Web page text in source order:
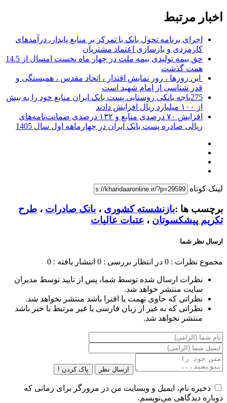
اخبار مرتبط
اجرای برنامه تحول بانک با تمرکز بر منابع پایدار، درآمدهای
کارمزدی و بازسازی اعتماد مشتریان
حق بیمه تولیدی بیمه ملت در چهار ماه نخست امسال از 14.5
همت گذشت
این روزها ، روز نمایش اقتدار ، اتحاد مقدس ، همبستگی و
قدر شناسی از امام شهید است
275باجه بانکی روستایی پست بانک ایران منابع خود را به بیش
از ۱۰۰ میلیارد ریال افزایش دادند
افزایش ۷۰ درصدی منابع و ۱۳۲ درصدی ضمانت‌نامه‌های
ریالی صادره پست بانک ایران در چهارماهه اول سال 1405
لینک کوتاه
برچسب ها :بازنشسته کشوری ، بانک صادرات ، طرح
تکریم پیشکسوتان ، عتبات عالیات
ارسال نظر شما
مجموع نظرات : 0 در انتظار بررسی : 0 انتشار یافته : 0
نظرات ارسال شده توسط شما، پس از تایید توسط مدیران
سایت منتشر خواهد شد.
نظراتی که حاوی تهمت یا افترا باشد منتشر نخواهد شد.
نظراتی که به غیر از زبان فارسی یا غیر مرتبط با خبر باشد
منتشر نخواهد شد.
ارسال نظر پاک کردن !
ذخیره نام، ایمیل و وبسایت من در مرورگر برای زمانی که
دوباره دیدگاهی می‌نویسم.